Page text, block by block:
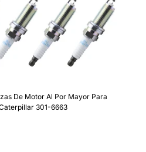
De Motor Al Por Mayor Para
301-6663